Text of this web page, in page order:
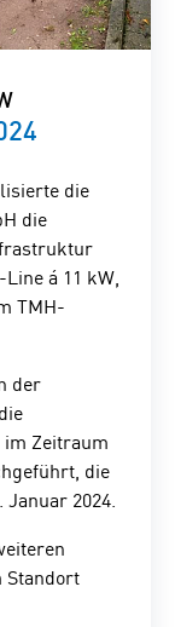
die
die
á 11 kW,
TMH-
der
Zeitraum
die
2024.
Standort